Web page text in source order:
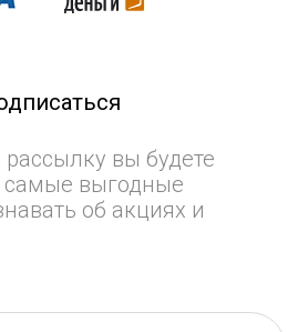
вы будете
самые выгодные
об акциях и